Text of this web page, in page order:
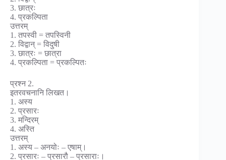
3. छात्रः
4. प्रकल्पिता
उत्तरम्
1. तपस्वी = तपस्विनी
2. विद्वान् = विदुषी
3. छात्रः = छात्रा
4. प्रकल्पिता = प्रकल्पितः
प्रश्न 2.
इतरवचनानि लिखत।
1. अस्य
2. प्रसारः
3. मन्दिरम्
4. अस्ति
उत्तरम्
1. अस्य – अनयोः – एषाम्।
2. प्रसारः – प्रसारौ – प्रसाराः।